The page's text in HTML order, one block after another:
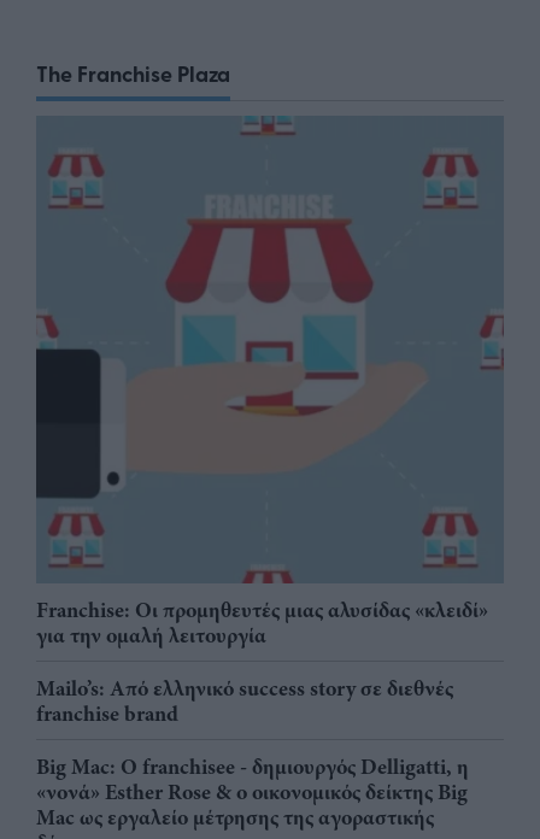
The Franchise Plaza
Franchise: Οι προμηθευτές μιας αλυσίδας «κλειδί»
για την ομαλή λειτουργία
Mailo’s: Από ελληνικό success story σε διεθνές
franchise brand
Big Mac: Ο franchisee - δημιουργός Delligatti, η
«νονά» Esther Rose & ο οικονομικός δείκτης Big
Mac ως εργαλείο μέτρησης της αγοραστικής